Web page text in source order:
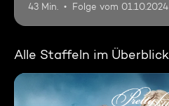
43 Min. Folge vom 01.10.2024
Alle Staffeln im Überblick